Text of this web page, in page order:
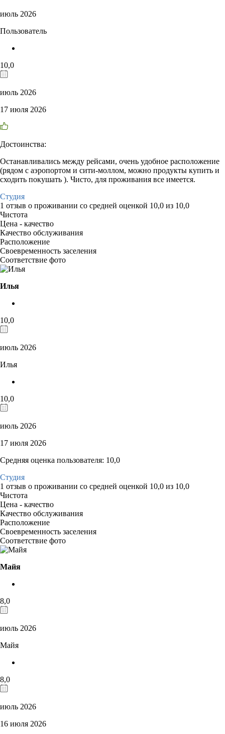
июль 2026
Пользователь
10,0
июль 2026
17 июля 2026
Достоинства:
Останавливались между рейсами, очень удобное расположение
(рядом с аэропортом и сити-моллом, можно продукты купить и
сходить покушать ). Чисто, для проживания все имеется.
Студия
1 отзыв о проживании со средней оценкой 10,0 из 10,0
Чистота
Цена - качество
Качество обслуживания
Расположение
Своевременность заселения
Соответствие фото
Илья
10,0
июль 2026
Илья
10,0
июль 2026
17 июля 2026
Средняя оценка пользователя: 10,0
Студия
1 отзыв о проживании со средней оценкой 10,0 из 10,0
Чистота
Цена - качество
Качество обслуживания
Расположение
Своевременность заселения
Соответствие фото
Майя
8,0
июль 2026
Майя
8,0
июль 2026
16 июля 2026